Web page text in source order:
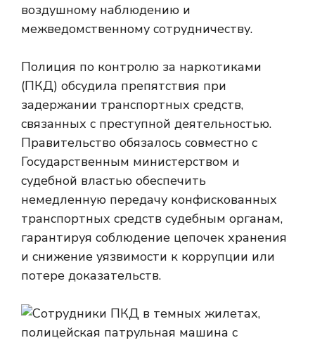
воздушному наблюдению и
межведомственному сотрудничеству.
Полиция по контролю за наркотиками
(ПКД) обсудила препятствия при
задержании транспортных средств,
связанных с преступной деятельностью.
Правительство обязалось совместно с
Государственным министерством и
судебной властью обеспечить
немедленную передачу конфискованных
транспортных средств судебным органам,
гарантируя соблюдение цепочек хранения
и снижение уязвимости к коррупции или
потере доказательств.